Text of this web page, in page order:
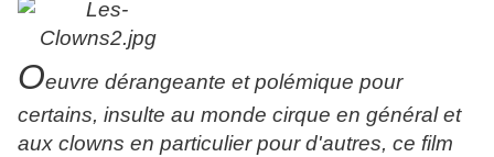
Oeuvre dérangeante et polémique pour
certains, insulte au monde cirque en général et
aux clowns en particulier pour d'autres, ce film